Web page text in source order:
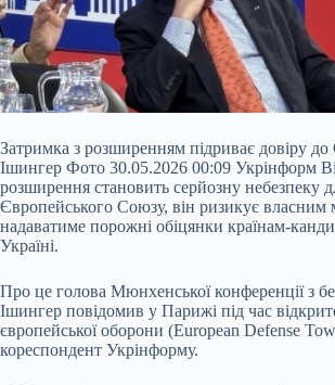
Затримка з розширенням підриває довіру
Ішингер Фото 30.05.2026 00:09 Укрінформ
розширення становить серйозну небезпеку
Європейського Союзу, він ризикує власним
надаватиме порожні обіцянки країнам-
Україні.
Про це голова Мюнхенської конференції з
Ішингер повідомив у Парижі під час
європейської оборони (European Defense
кореспондент Укрінформу.